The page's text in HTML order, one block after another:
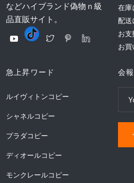
などハイブランド偽物ｎ級
品直販サイト。
在庫
配送
お
お
急上昇ワード
ルイヴィトンコピー
シャネルコピー
プラダコピー
ディオールコピー
モンクレールコピー
会報